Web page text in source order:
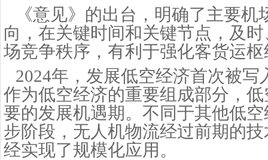
《意见》的出台，明确了主要
向，在关键时间和关键节点，及
场竞争秩序，有利于强化客货运
2024年，发展低空经济首次被写
作为低空经济的重要组成部分，
要的发展机遇期。不同于其他低
步阶段，无人机物流经过前期的
经实现了规模化应用。